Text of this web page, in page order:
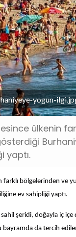
yogun-
ülkenin
yaptı.
farklı bölgelerinden ve
ev sahipliği yaptı.
şeridi, doğayla iç
da tercih